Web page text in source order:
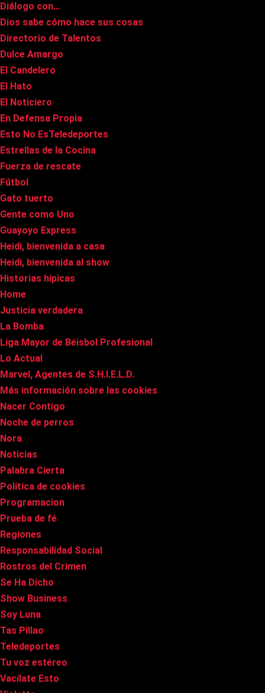
Diálogo con…
Dios sabe cómo hace sus cosas
Directorio de Talentos
Dulce Amargo
El Candelero
El Hato
El Noticiero
En Defensa Propia
Esto No EsTeledeportes
Estrellas de la Cocina
Fuerza de rescate
Fútbol
Gato tuerto
Gente como Uno
Guayoyo Express
Heidi, bienvenida a casa
Heidi, bienvenida al show
Historias hípicas
Home
Justicia verdadera
La Bomba
Liga Mayor de Béisbol Profesional
Lo Actual
Marvel, Agentes de S.H.I.E.L.D.
Más información sobre las cookies
Nacer Contigo
Noche de perros
Nora
Noticias
Palabra Cierta
Política de cookies
Programacion
Prueba de fé
Regiones
Responsabilidad Social
Rostros del Crimen
Se Ha Dicho
Show Business
Soy Luna
Tas Pillao
Teledeportes
Tu voz estéreo
Vacílate Esto